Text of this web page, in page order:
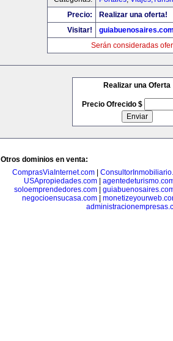
Precio:
Realizar una oferta!
Visitar!
Serán consideradas
Realizar una Oferta
Precio Ofrecido $
Otros dominios en venta:
ComprasViaInternet.com
USApropiedades.com|
soloemprendedores.com|
negocioensucasa.com